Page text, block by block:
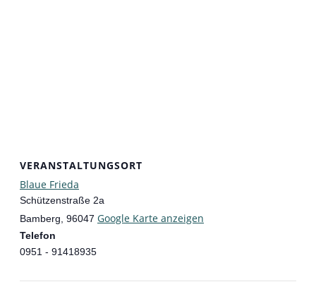
VERANSTALTUNGSORT
Blaue Frieda
Schützenstraße 2a
Bamberg 96047 Google Karte anzeigen
Telefon
0951 - 91418935